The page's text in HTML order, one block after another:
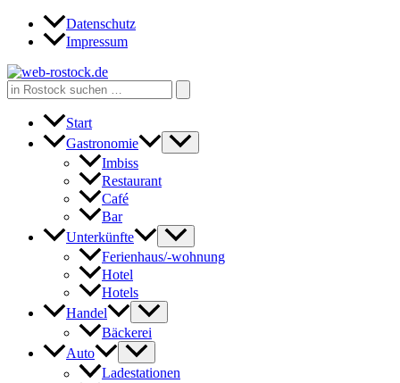
Zum
Inhalt
Datenschutz
Impressum
Search
for:
Start
Gastronomie
Imbiss
Restaurant
Café
Bar
Unterkünfte
Ferienhaus/-wohnung
Hotel
Hotels
Handel
Bäckerei
Auto
Ladestationen